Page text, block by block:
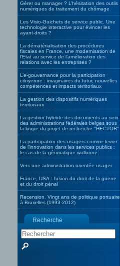
Gérer ou manager ? L’hésitation des outils
numériques de traitement du chômage
Les Visio-Guichets de service public. Une
technologie interactive pour évincer les
ayant-droits ?
La dématérialisation des procédures
fiscales en France, une modernisation de
l’Etat au service de l’amélioration des
relations avec les entreprises ?
L’e-gouvernance pour la participation
citoyenne : imaginaires du futur, nouvelles
compétences et impacts territoriaux
La gestion des dispositifs numériques
territoriaux
La gestion hybride des documents au sein
des administrations fédérales belges sous
la loupe du projet de recherche "HECTOR"
La participation des usagers comme levier
de l’innovation dans les services publics :
le cas de la géomatique wallonne
Vers une administration orientée usager
France, USA : fusion du droit de la guerre
et du droit pénal
Recension. Vingt ans de politique portuaire
à Bruxelles (1993-2012)
Recherche